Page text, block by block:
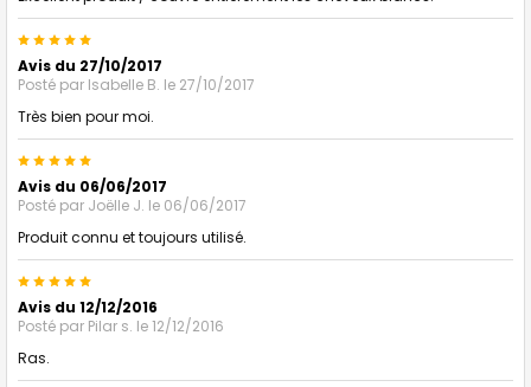
5
Avis du 27/10/2017
Posté par Isabelle B. le 27/10/2017
Très bien pour moi.
5
Avis du 06/06/2017
Posté par Joëlle J. le 06/06/2017
Produit connu et toujours utilisé.
5
Avis du 12/12/2016
Posté par Pilar s. le 12/12/2016
Ras.